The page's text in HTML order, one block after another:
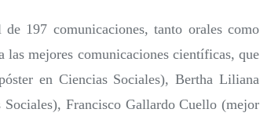
197 comunicaciones, tanto orales como
las mejores comunicaciones científicas, que
en Ciencias Sociales), Bertha Liliana
Francisco Gallardo Cuello (mejor